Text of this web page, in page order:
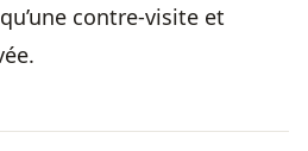
contre-visite et